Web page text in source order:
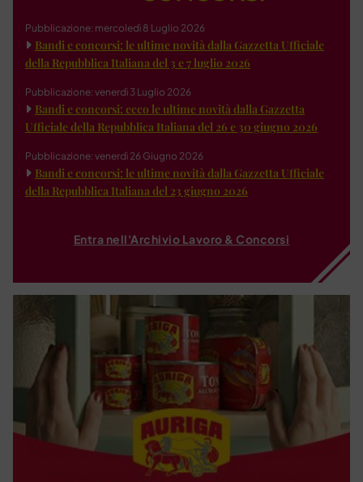
Pubblicazione: mercoledì 8 Luglio 2026
Bandi e concorsi: le ultime novità dalla Gazzetta Ufficiale
della Repubblica Italiana del 3 e 7 luglio 2026
Pubblicazione: venerdì 3 Luglio 2026
Bandi e concorsi: ecco le ultime novità dalla Gazzetta
Ufficiale della Repubblica Italiana del 26 e 30 giugno 2026
Pubblicazione: venerdì 26 Giugno 2026
Bandi e concorsi: le ultime novità dalla Gazzetta Ufficiale
della Repubblica Italiana del 23 giugno 2026
Entra nell'Archivio Lavoro & Concorsi